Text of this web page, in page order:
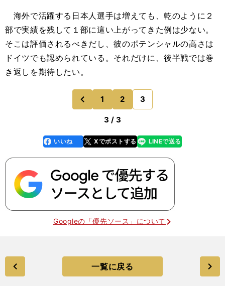
海外で活躍する日本人選手は増えても、乾のように２
部で実績を残して１部に這い上がってきた例は少ない。
そこは評価されるべきだし、彼のポテンシャルの高さは
ドイツでも認められている。それだけに、後半戦では巻
き返しを期待したい。
前
のページへ
1 2 3
3 / 3
faceboo
k
いいね Xでポストする
line LINEで送る
Googleの「優先ソース」について
一覧に戻る